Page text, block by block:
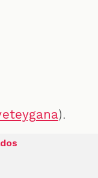
).